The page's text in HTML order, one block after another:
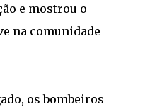
e mostrou o
na comunidade
os bombeiros